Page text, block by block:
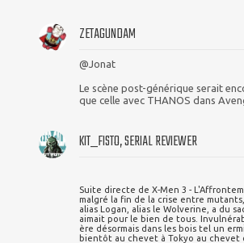
ZETAGUNDAM
@Jonat
Le scène post-générique serait
que celle avec THANOS dans
KIT_FISTO, SERIAL REVIEWER
Suite directe de X-Men 3 -
malgré la fin de la crise entre
alias Logan, alias le Wolverine, a du
aimait pour le bien de tous.
ère désormais dans les bois tel un
bientôt au chevet à Tokyo au chevet